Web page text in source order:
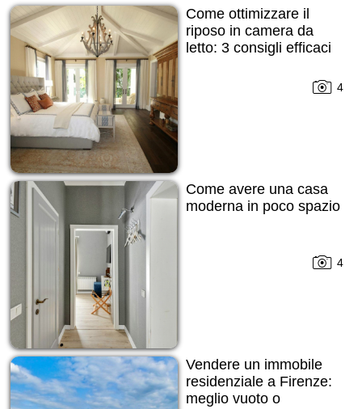
Come ottimizzare il
riposo in camera da
letto: 3 consigli efficaci
4
Come avere una casa
moderna in poco spazio
4
Vendere un immobile
residenziale a Firenze:
meglio vuoto o